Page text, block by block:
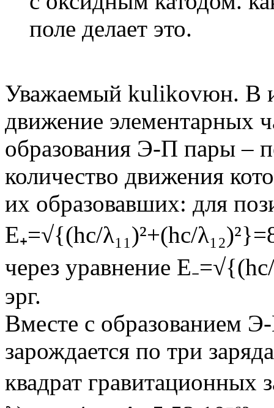
поле делает это.
Уважаемый kulikovюн. В
движение элементарных
образования Э-П пары –
количество движения
их образовавших: для
E₊=√{(hc/λ₁₁)²+(hc/
через уравнение
эрг.
Вместе с образованием
зарождается по три
квадрат гравитационных